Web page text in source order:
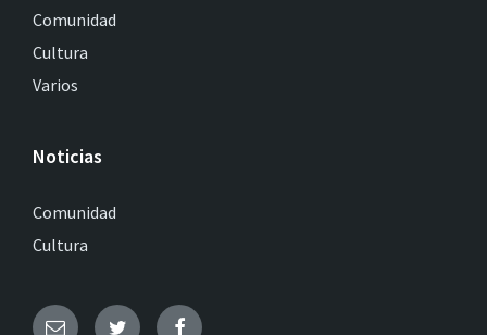
Comunidad
Cultura
Varios
Noticias
Comunidad
Cultura